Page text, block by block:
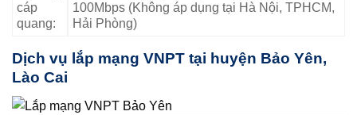
cáp
quang:
100Mbps (Không áp dụng tại Hà Nội, TPHCM,
Hải Phòng)
Dịch vụ lắp mạng VNPT tại huyện Bảo Yên,
Lào Cai